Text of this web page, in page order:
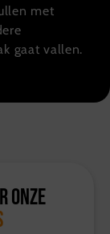
met
gaat vallen.
onze